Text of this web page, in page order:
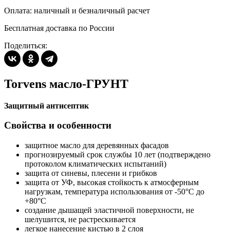
Оплата: наличный и безналичный расчет
Бесплатная доставка по России
Поделиться:
Torvens масло-ГРУНТ
Защитный антисептик
Свойства и особенности
защитное масло для деревянных фасадов
прогнозируемый срок службы 10 лет (подтверждено
протоколом климатических испытаний)
защита от синевы, плесени и грибков
защита от УФ, высокая стойкость к атмосферным
нагрузкам, температура использования от -50°С до
+80°С
создание дышащей эластичной поверхности, не
шелушится, не растрескивается
легкое нанесение кистью в 2 слоя